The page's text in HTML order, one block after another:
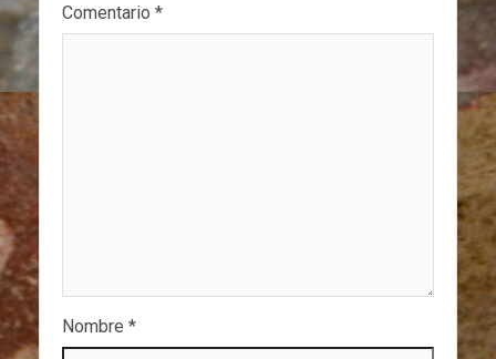
Comentario *
Nombre *